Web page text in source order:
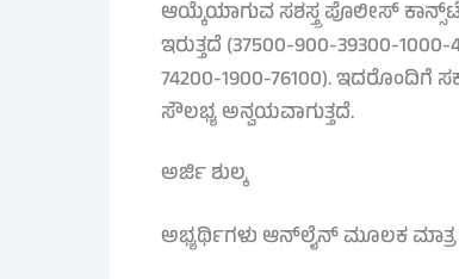
ಆಯ್ಕೆಯಾಗುವ ಸಶಸ್ತ್ರ ಪೊಲೀಸ್
ಇರುತ್ತದೆ (37500-900-39300-
74200-1900-76100).
ಸೌಲಭ್ಯ ಅನ್ವಯವಾಗುತ್ತದೆ.
ಅರ್ಜಿ ಶುಲ್ಕ
ಅಭ್ಯರ್ಥಿಗಳು ಆನ್‌ಲೈನ್ ಮೂಲಕ ಮಾತ್ರ